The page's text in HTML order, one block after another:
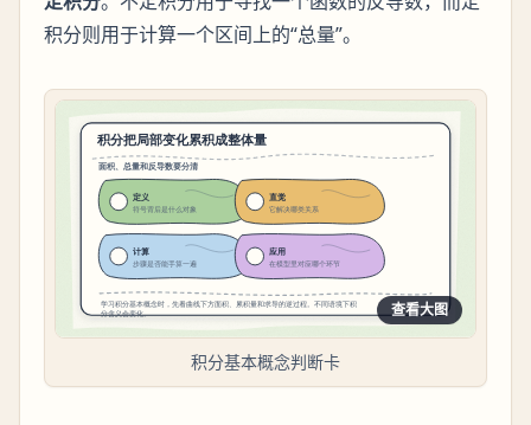
积分则用于计算一个区间上的“总量”。
查看大图
积分基本概念判断卡